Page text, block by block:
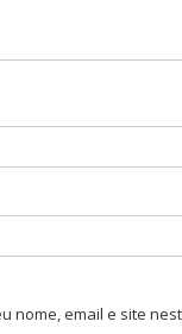
nome, email e site